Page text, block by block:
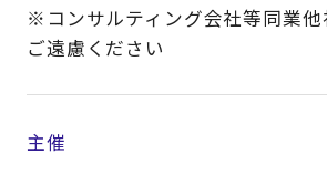
※コンサルティング会社等同業他
ご遠慮ください​​
主催